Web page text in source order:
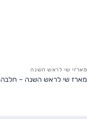
מארזי שי לראש השנה
מארז שי לראש השנה – חלבה